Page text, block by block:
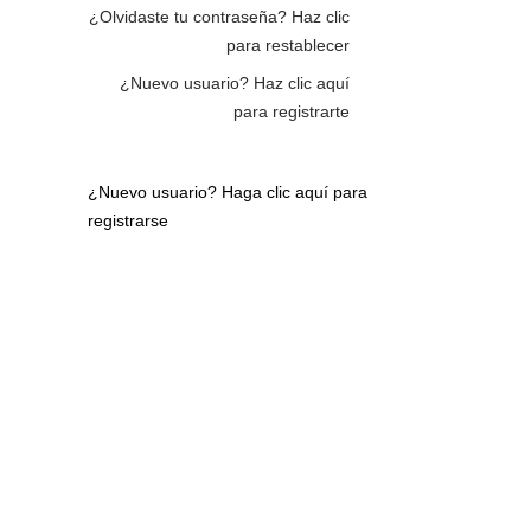
¿Olvidaste tu contraseña? Haz clic
para restablecer
¿Nuevo usuario? Haz clic aquí
para registrarte
¿Nuevo usuario? Haga clic aquí para
registrarse